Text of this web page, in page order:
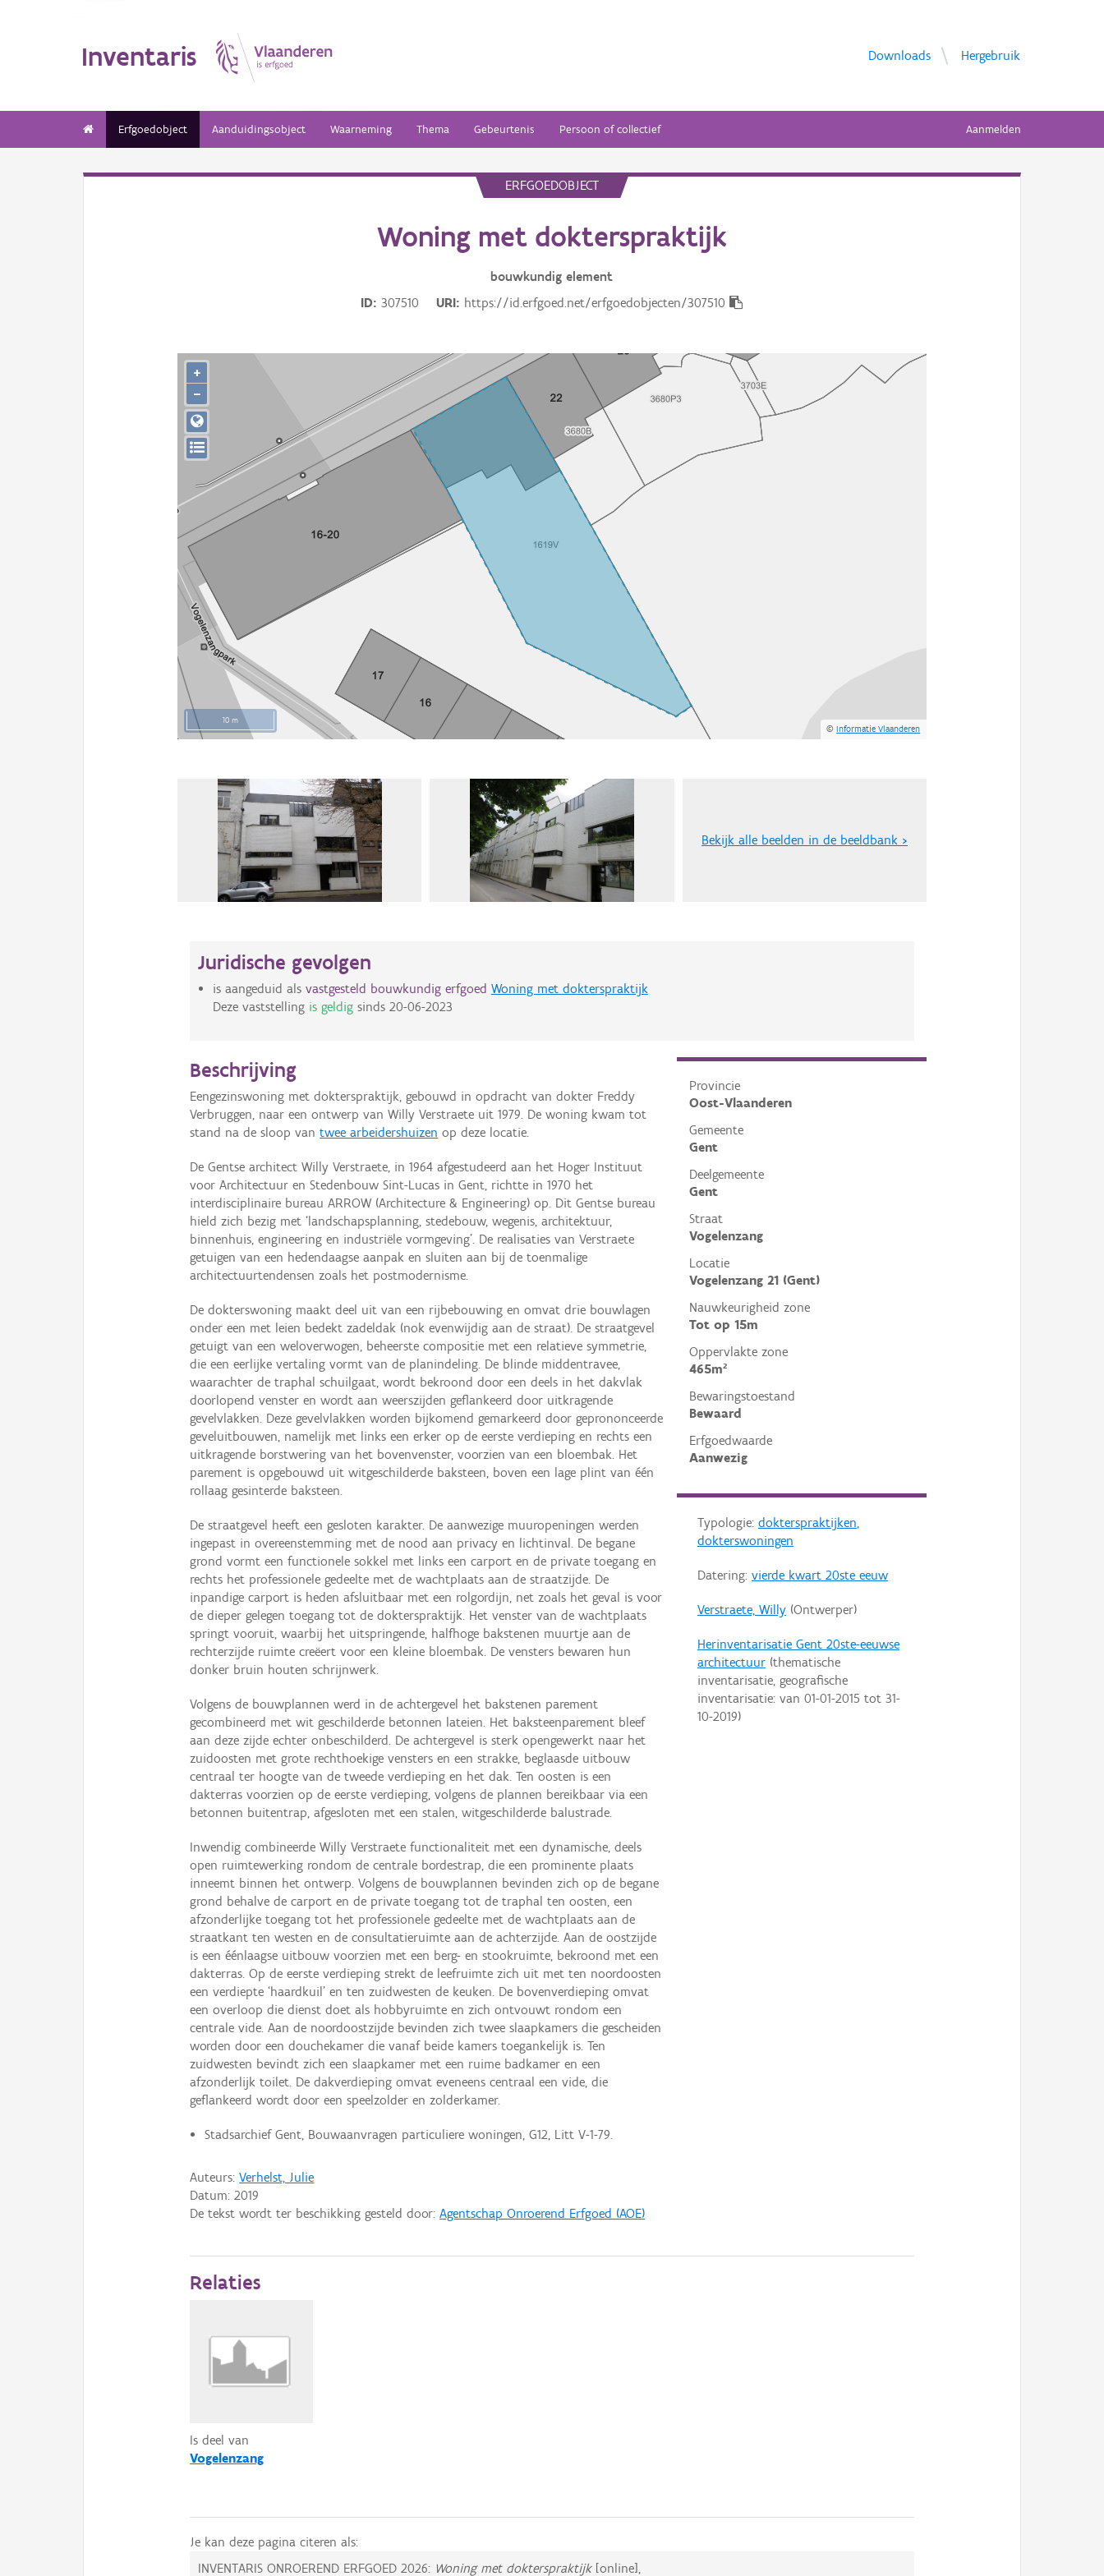
Inventaris Downloads Hergebruik
Erfgoedobject Aanduidingsobject Waarneming Thema Gebeurtenis Persoon of collectief Aanmelden
ERFGOEDOBJECT
Woning met dokterspraktijk
bouwkundig element
ID
307510 URI https://id.erfgoed.net/erfgoedobjecten/307510
10 m
©Informatie Vlaanderen
+
−
Bekijk alle beelden in de beeldbank >
Juridische gevolgen
is aangeduid als vastgesteld bouwkundig erfgoed Woning met dokterspraktijk
Deze vaststelling is geldigsinds 20-06-2023
Provincie
Oost-Vlaanderen
Gemeente
Gent
Deelgemeente
Gent
Straat
Vogelenzang
Locatie
Vogelenzang 21 (Gent)
Nauwkeurigheid zone
Tot op 15m
Oppervlakte zone
465m²
Bewaringstoestand
Bewaard
Erfgoedwaarde
Aanwezig
Typologie: dokterspraktijken,
dokterswoningen
Datering: vierde kwart 20ste eeuw
Verstraete, Willy(Ontwerper)
Herinventarisatie Gent 20ste-eeuwse
architectuur(thematische
inventarisatie, geografische
inventarisatie: van 01-01-2015 tot 31-
10-2019)
Beschrijving
Eengezinswoning met dokterspraktijk, gebouwd in opdracht van dokter Freddy
Verbruggen, naar een ontwerp van Willy Verstraete uit 1979. De woning kwam tot
stand na de sloop vantwee arbeidershuizen op deze locatie.
De Gentse architect Willy Verstraete, in 1964 afgestudeerd aan het Hoger Instituut
voor Architectuur en Stedenbouw Sint-Lucas in Gent, richtte in 1970 het
interdisciplinaire bureau ARROW (Architecture & Engineering) op. Dit Gentse bureau
hield zich bezig met ‘landschapsplanning, stedebouw, wegenis, architektuur,
binnenhuis, engineering en industriële vormgeving’. De realisaties van Verstraete
getuigen van een hedendaagse aanpak en sluiten aan bij de toenmalige
architectuurtendensen zoals het postmodernisme.
De dokterswoning maakt deel uit van een rijbebouwing en omvat drie bouwlagen
onder een met leien bedekt zadeldak (nok evenwijdig aan de straat). De straatgevel
getuigt van een weloverwogen, beheerste compositie met een relatieve symmetrie,
die een eerlijke vertaling vormt van de planindeling. De blinde middentravee,
waarachter de traphal schuilgaat, wordt bekroond door een deels in het dakvlak
doorlopend venster en wordt aan weerszijden geflankeerd door uitkragende
gevelvlakken. Deze gevelvlakken worden bijkomend gemarkeerd door geprononceerde
geveluitbouwen, namelijk met links een erker op de eerste verdieping en rechts een
uitkragende borstwering van het bovenvenster, voorzien van een bloembak. Het
parement is opgebouwd uit witgeschilderde baksteen, boven een lage plint van één
rollaag gesinterde baksteen.
De straatgevel heeft een gesloten karakter. De aanwezige muuropeningen werden
ingepast in overeenstemming met de nood aan privacy en lichtinval. De begane
grond vormt een functionele sokkel met links een carport en de private toegang en
rechts het professionele gedeelte met de wachtplaats aan de straatzijde. De
inpandige carport is heden afsluitbaar met een rolgordijn, net zoals het geval is voor
de dieper gelegen toegang tot de dokterspraktijk. Het venster van de wachtplaats
springt vooruit, waarbij het uitspringende, halfhoge bakstenen muurtje aan de
rechterzijde ruimte creëert voor een kleine bloembak. De vensters bewaren hun
donker bruin houten schrijnwerk.
Volgens de bouwplannen werd in de achtergevel het bakstenen parement
gecombineerd met wit geschilderde betonnen lateien. Het baksteenparement bleef
aan deze zijde echter onbeschilderd. De achtergevel is sterk opengewerkt naar het
zuidoosten met grote rechthoekige vensters en een strakke, beglaasde uitbouw
centraal ter hoogte van de tweede verdieping en het dak. Ten oosten is een
dakterras voorzien op de eerste verdieping, volgens de plannen bereikbaar via een
betonnen buitentrap, afgesloten met een stalen, witgeschilderde balustrade.
Inwendig combineerde Willy Verstraete functionaliteit met een dynamische, deels
open ruimtewerking rondom de centrale bordestrap, die een prominente plaats
inneemt binnen het ontwerp. Volgens de bouwplannen bevinden zich op de begane
grond behalve de carport en de private toegang tot de traphal ten oosten, een
afzonderlijke toegang tot het professionele gedeelte met de wachtplaats aan de
straatkant ten westen en de consultatieruimte aan de achterzijde. Aan de oostzijde
is een éénlaagse uitbouw voorzien met een berg- en stookruimte, bekroond met een
dakterras. Op de eerste verdieping strekt de leefruimte zich uit met ten noordoosten
een verdiepte ‘haardkuil’ en ten zuidwesten de keuken. De bovenverdieping omvat
een overloop die dienst doet als hobbyruimte en zich ontvouwt rondom een
centrale vide. Aan de noordoostzijde bevinden zich twee slaapkamers die gescheiden
worden door een douchekamer die vanaf beide kamers toegankelijk is. Ten
zuidwesten bevindt zich een slaapkamer met een ruime badkamer en een
afzonderlijk toilet. De dakverdieping omvat eveneens centraal een vide, die
geflankeerd wordt door een speelzolder en zolderkamer.
Stadsarchief Gent, Bouwaanvragen particuliere woningen, G12, Litt V-1-79.
Auteurs:Verhelst, Julie
Datum:2019
De tekst wordt ter beschikking gesteld door:Agentschap Onroerend Erfgoed (AOE)
Relaties
Is deel van
Vogelenzang
Je kan deze pagina citeren als:
INVENTARIS ONROEREND ERFGOED 2026: Woning met dokterspraktijk[online],